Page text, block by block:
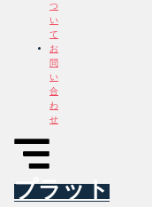
つ
い
て
お
問
い
合
わ
せ
プラット